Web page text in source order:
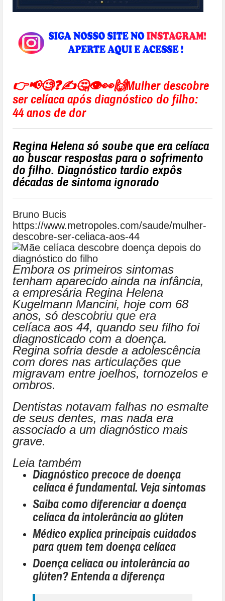
👉📢🧐❓✍🤔👁👀🙌Mulher descobre
ser celíaca após diagnóstico do filho:
44 anos de dor
Regina Helena só soube que era celíaca
ao buscar respostas para o sofrimento
do filho. Diagnóstico tardio expôs
décadas de sintoma ignorado
Bruno Bucis
https://www.metropoles.com/saude/mulher-
descobre-ser-celiaca-aos-44
Embora os primeiros sintomas
tenham aparecido ainda na infância,
a empresária Regina Helena
Kugelmann Mancini, hoje com 68
anos, sódescobriu que era
celíaca aos 44, quando seu filho foi
diagnosticado com a doença.
Regina sofria desde a adolescência
com dores nas articulações que
migravam entre joelhos, tornozelos e
ombros.
Dentistas notavam falhas no esmalte
de seus dentes, mas nada era
associado a um diagnóstico mais
grave.
Leia também
Diagnóstico precoce de doença
celíaca é fundamental. Veja sintomas
Saiba como diferenciar a doença
celíaca da intolerância ao glúten
Médico explica principais cuidados
para quem tem doença celíaca
Doença celíaca ou intolerância ao
glúten? Entenda a diferença